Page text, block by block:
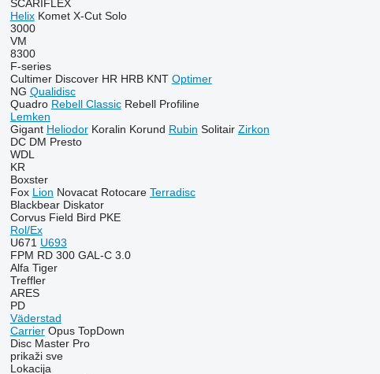
SCARIFLEX
Helix Komet X-Cut Solo
3000
VM
8300
F-series
Cultimer Discover HR HRB KNT Optimer
NG Qualidisc
Quadro Rebell Classic Rebell Profiline
Lemken
Gigant Heliodor Koralin Korund Rubin Solitair Zirkon
DC DM Presto
WDL
KR
Boxster
Fox Lion Novacat Rotocare Terradisc
Blackbear Diskator
Corvus Field Bird PKE
Rol/Ex
U671 U693
FPM RD 300 GAL-C 3.0
Alfa Tiger
Treffler
ARES
PD
Väderstad
Carrier Opus TopDown
Disc Master Pro
prikaži sve
Lokacija